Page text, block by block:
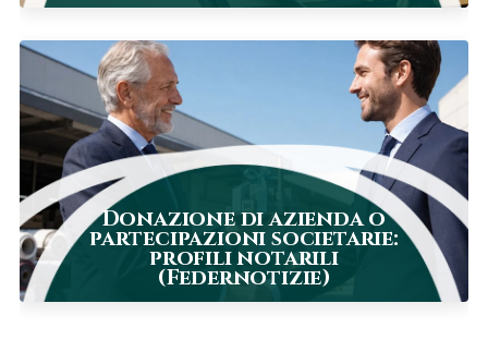
Donazione di azienda o
partecipazioni societarie:
profili notarili
(Federnotizie)